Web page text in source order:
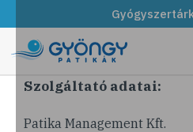
Szolgáltató adatai:
Patika Management Kft.